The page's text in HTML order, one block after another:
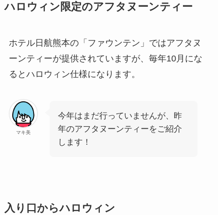
ハロウィン限定のアフタヌーンティー
ホテル日航熊本の「ファウンテン」ではアフタヌ
ーンティーが提供されていますが、毎年10月にな
るとハロウィン仕様になります。
マキ美
今年はまだ行っていませんが、昨
年のアフタヌーンティーをご紹介
します！
入り口からハロウィン